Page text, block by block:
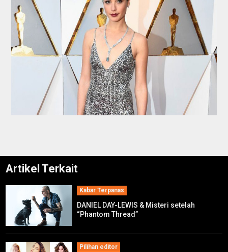
Artikel Terkait
Kabar Terpanas
DANIEL DAY-LEWIS & Misteri setelah
“Phantom Thread”
Pilihan editor